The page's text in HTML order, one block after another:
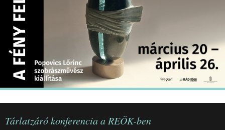
PALOTASÉTÁK ÉS VEZETÉSEK
KÖZÉRDEKŰ ADATOK
Tárlatzáró konferencia a REÖK-ben